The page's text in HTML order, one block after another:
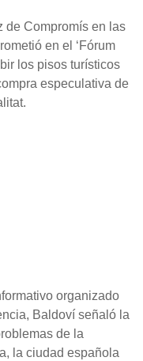
de Compromís en las
en el ‘Fórum
los pisos turísticos
especulativa de
organizado
Baldoví señaló la
de la
la ciudad española